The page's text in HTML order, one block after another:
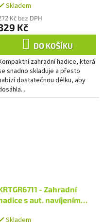
Skladem
Kč bez DPH
Kč
DO KOŠÍKU
zahradní hadice, která
snadno skladuje a přesto
dostatečnou délku, aby
- Zahradní
s aut. navíjením
Skladem